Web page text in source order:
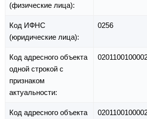
(физические лица):
Код ИФНС
(юридические лица):
0256
Код адресного объекта
одной строкой с
признаком
актуальности:
Код адресного объекта